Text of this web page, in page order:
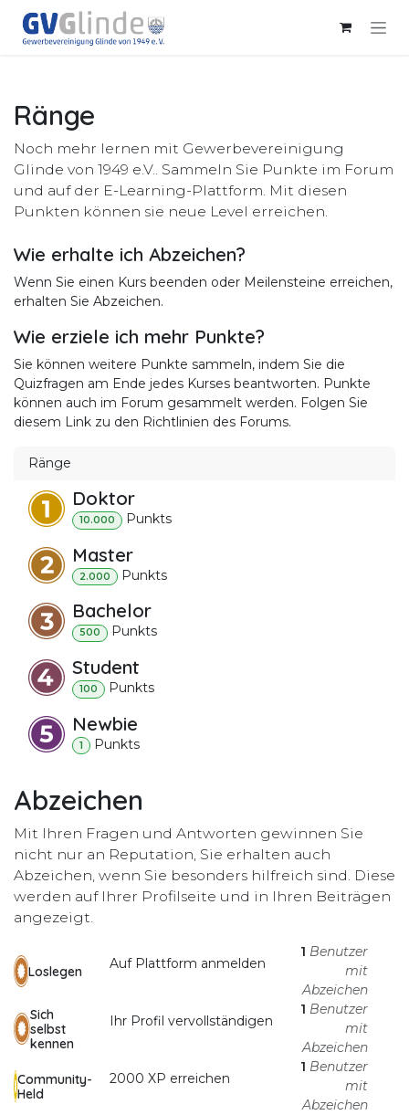
Zum Inhalt springen
Ränge
Noch mehr lernen mit Gewerbevereinigung
Glinde von 1949 e.V.. Sammeln Sie Punkte im Forum
und auf der E-Learning-Plattform. Mit diesen
Punkten können sie neue Level erreichen.
Wie erhalte ich Abzeichen?
Wenn Sie einen Kurs beenden oder Meilensteine erreichen,
erhalten Sie Abzeichen.
Wie erziele ich mehr Punkte?
Sie können weitere Punkte sammeln, indem Sie die
Quizfragen am Ende jedes Kurses beantworten. Punkte
können auch im Forum gesammelt werden. Folgen Sie
diesem Link zu den Richtlinien des Forums.
Ränge
Doktor
10.000 Punkts
Master
2.000 Punkts
Bachelor
500 Punkts
Student
100 Punkts
Newbie
1 Punkts
Abzeichen
Mit Ihren Fragen und Antworten gewinnen Sie
nicht nur an Reputation, Sie erhalten auch
Abzeichen, wenn Sie besonders hilfreich sind. Diese
werden auf Ihrer Profilseite und in Ihren Beiträgen
angezeigt.
Loslegen Auf Plattform anmelden
1 Benutzer
mit
Abzeichen
Sich
selbst
kennen
Ihr Profil vervollständigen
1 Benutzer
mit
Abzeichen
Community-
Held
2000 XP erreichen
1 Benutzer
mit
Abzeichen